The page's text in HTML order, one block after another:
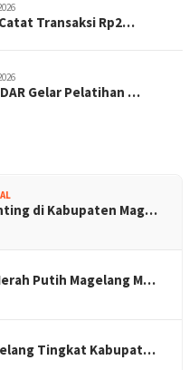
Transaksi Rp2…
Gelar Pelatihan …
di Kabupaten Mag…
Putih Magelang M…
Tingkat Kabupat…